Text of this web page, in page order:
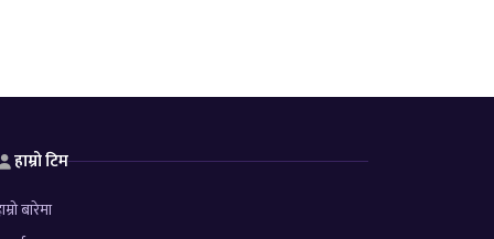
हाम्रो टिम
बारेमा